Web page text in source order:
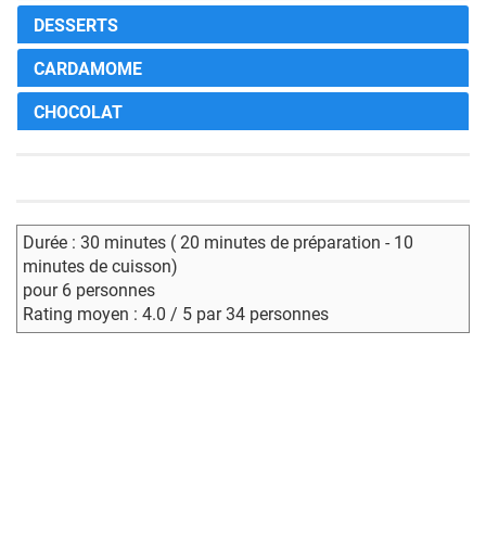
DESSERTS
CARDAMOME
CHOCOLAT
Durée : 30 minutes ( 20 minutes de préparation - 10
minutes de cuisson)
pour 6 personnes
Rating moyen : 4.0 / 5 par 34 personnes